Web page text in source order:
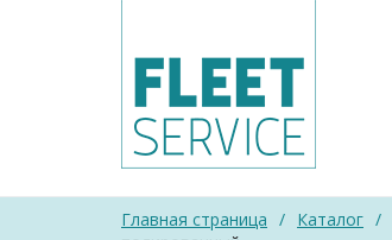
Главная страница / Каталог /